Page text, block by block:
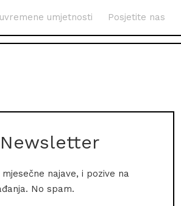
umjetnosti Posjetite nas
Newsletter
najave, i pozive na
No spam.